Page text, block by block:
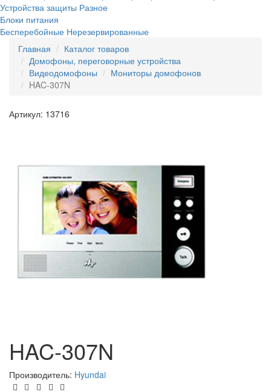
Устройства защиты Разное
Блоки питания
Бесперебойные Нерезервированные
Главная
Каталог товаров
Домофоны, переговорные устройства
Видеодомофоны
Мониторы домофонов
HAC-307N
Артикул: 13716
HAC-307N
Производитель: Hyundai